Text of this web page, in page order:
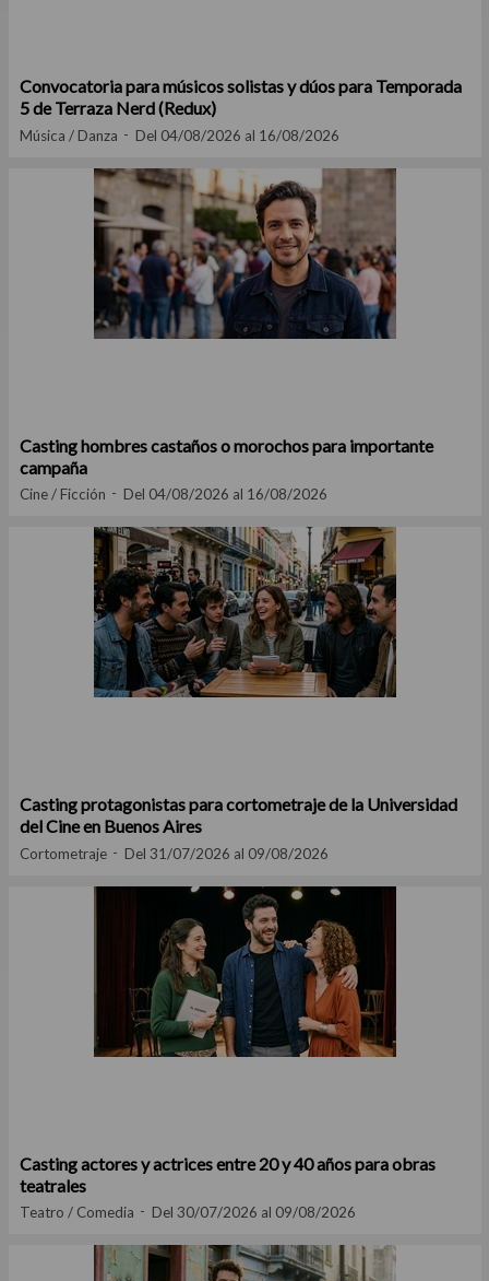
Convocatoria para músicos solistas y dúos para Temporada
5 de Terraza Nerd (Redux)
Música / Danza Del 04/08/2026 al 16/08/2026
Casting hombres castaños o morochos para importante
campaña
Cine / Ficción Del 04/08/2026 al 16/08/2026
Casting protagonistas para cortometraje de la Universidad
del Cine en Buenos Aires
Cortometraje Del 31/07/2026 al 09/08/2026
Casting actores y actrices entre 20 y 40 años para obras
teatrales
Teatro / Comedia Del 30/07/2026 al 09/08/2026